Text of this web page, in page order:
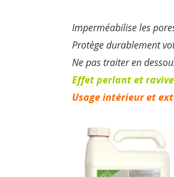
Imperméabilise les
Protège durablement
Ne pas traiter en
Effet perlant et
Usage intérieur et